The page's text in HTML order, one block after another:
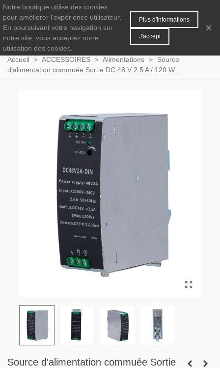
0 MENU
Accueil > ACCESSOIRES > Alimentations >
Source
d'alimentation commuée Sortie DC 48 V 2.5 A / 120 W
Source d'alimentation commuée Sortie
Notre boutique utilise des cookies
pour améliorer l'expérience utilisateur.
En poursuivant votre navigation sur
notre site, vous acceptez notre
utilisation des cookies.
Plus d'informations
J'accept
×